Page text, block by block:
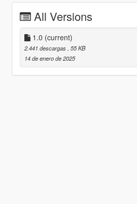
All Versions
1.0 (current)
2.441 descargas, 55 KB
14 de enero de 2025